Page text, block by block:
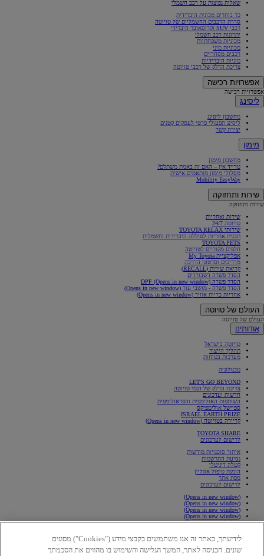
שאלות נפוצות על רכב חשמלי
כך בוחרים מכונית היברידית
סדרת הרכבים החשמליים של טויוטה
רכבי SUV וקרוסאובר היברידי
יתרונות רכב חשמלי
מכוניות משפחתיות
מכוניות מיני
רכבים מסחריים
מוניות היברידיות
צריכת הדלק של רכבי טויוטה
אפשרויות רכישה
אפשרויות רכישה
ליסינג
מחשבון ליסינג
ליסינג תפעולי פרטי לעסקים קטנים
יצירת קשר
מימון
מחשבון מימון
טרייד אין – האם זה באמת משתלם?
מסלולי מימון מותאמים אישית
Mobility EesyWay
שירות ותחזוקה
שירות ותחזוקה
שירות ואחריות
טויוטה 24/7
שירותי TOYOTA RELAX
תכנית אחריות לסוללה היברידית וחשמלית
TOYOTA PETS
חלפים מקוריים לטויוטה
אפליקציית My Toyota
מדריכים וסרטוני הדרכה
קריאת שירות (RECALL)
הסדר פשרה דשבורדים
הסדר פשרה DPF (Opens in new window)
הסדר פשרה - מושבי עור (Opens in new window)
אחריות כריות אוויר (Opens in new window)
העולם של טויוטה
העולם של טויוטה
אודותינו
טויוטה בישראל
תהליך הייצור
מערכות בטיחות
טכנולוגיה
LET'S GO BEYOND
צריכת הדלק של דגמי טויוטה
חדשות ועדכונים
השותפות האולימפית והפראולימפית
ספיישל אולימפיקס
ISRAEL EARTH PRIZE
קריירה בטויוטה (Opens in new window)
TOYOTA SHARE
לרישום לעדכונים
איתור סוכנויות מורשות
נסיעת התרשמות
קטלוג דיגיטלי
הזמנת טיפול אונליין
מפת אתר
לרישום לעדכונים
(Opens in new window)
(Opens in new window)
(Opens in new window)
(Opens in new window)
(Opens in new window)
(Opens in new window)
(Opens in new window)
כלל התמונות והסרטונים המוצגים באתר, לרבות אלו המוצגים במסכי הרכבת דגם בהתאמה אישית הינם
לידיעתך, באתר זה אנו משתמשים בקבצי מידע ("Cookies") מסוגים
שונים. הכניסה לאתר, המשך הגלישה והשימוש בו מהווים את הסכמתך